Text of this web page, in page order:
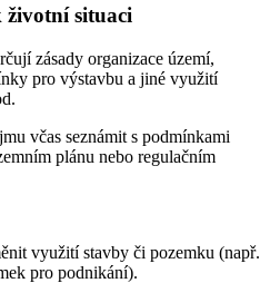
situaci
zásady organizace území,
pro výstavbu a jiné využití
včas seznámit s podmínkami
plánu nebo regulačním
využití stavby či pozemku (např.
pro podnikání).